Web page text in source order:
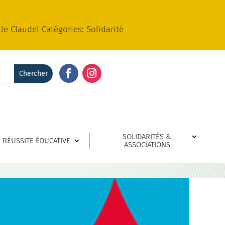
Claudel Catégories: Solidarité
RÉUSSITE ÉDUCATIVE
SOLIDARITÉS &
ASSOCIATIONS